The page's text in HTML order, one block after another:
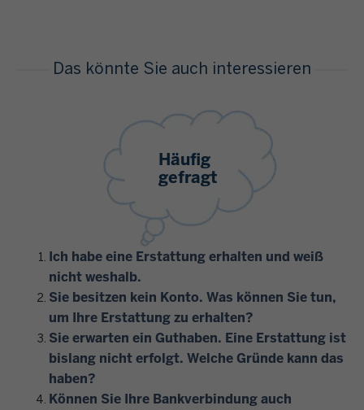
Das könnte Sie auch interessieren
Häufig
gefragt
Ich habe eine Erstattung erhalten und weiß
nicht weshalb.
Sie besitzen kein Konto. Was können Sie tun,
um Ihre Erstattung zu erhalten?
Sie erwarten ein Guthaben. Eine Erstattung ist
bislang nicht erfolgt. Welche Gründe kann das
haben?
Können Sie Ihre Bankverbindung auch